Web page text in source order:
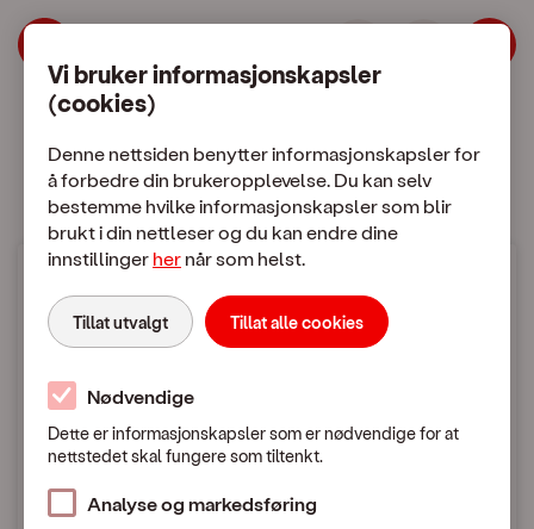
Hopp til meny
Hopp til hovedinnhold| OneCall
Mobilabonnement
Mobilpriser
Bruk i utlandet
Mobilpriser når du ringer eller sender SMS / MMS
Vi bruker informasjonskapsler
(cookies)
Denne nettsiden benytter informasjonskapsler for
å forbedre din brukeropplevelse. Du kan selv
bestemme hvilke informasjonskapsler som blir
brukt i din nettleser og du kan endre dine
innstillinger her når som helst.
Tillat utvalgt Tillat alle cookies
Nødvendige
Dette er informasjonskapsler som er nødvendige for at
nettstedet skal fungere som tiltenkt.
Analyse og markedsføring